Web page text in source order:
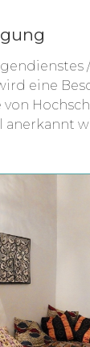
/
eine
anerkannt